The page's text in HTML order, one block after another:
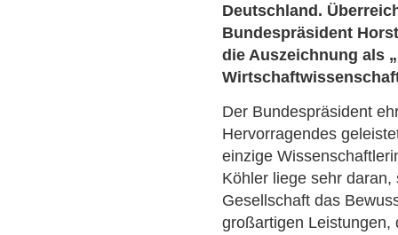
Deutschland.
Bundespräsident
die Auszeichnung als
Der Bundespräsident
Hervorragendes
einzige
Köhler liege sehr daran,
Gesellschaft das
großartigen Leistungen,